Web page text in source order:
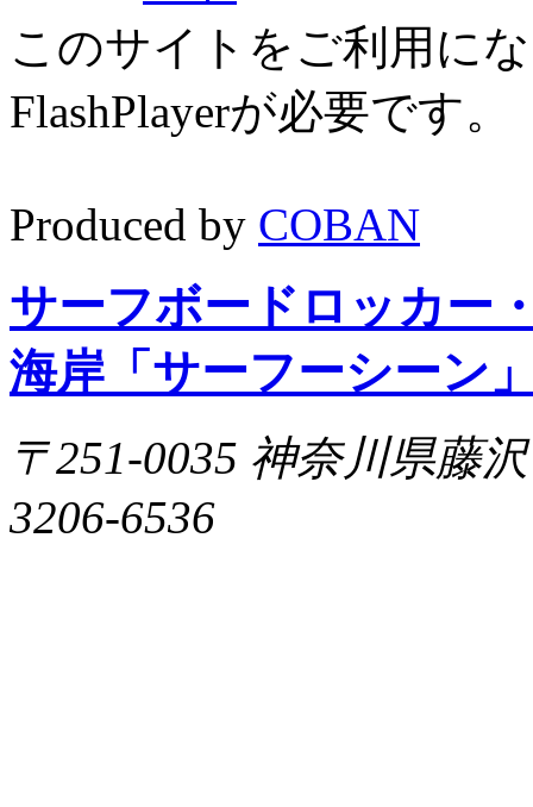
このサイトをご利用に
FlashPlayerが必要です
Produced by COBAN
サーフボードロッカー
海岸「サーフーシーン
〒251-0035 神奈川県藤
3206-6536